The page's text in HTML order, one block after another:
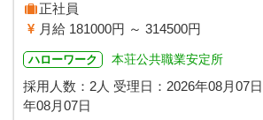
正社員
月給 181000円 ～ 314500円
ハローワーク 本荘公共職業安定所
採用人数：2人 受理日： 2026年08月07日
年08月07日